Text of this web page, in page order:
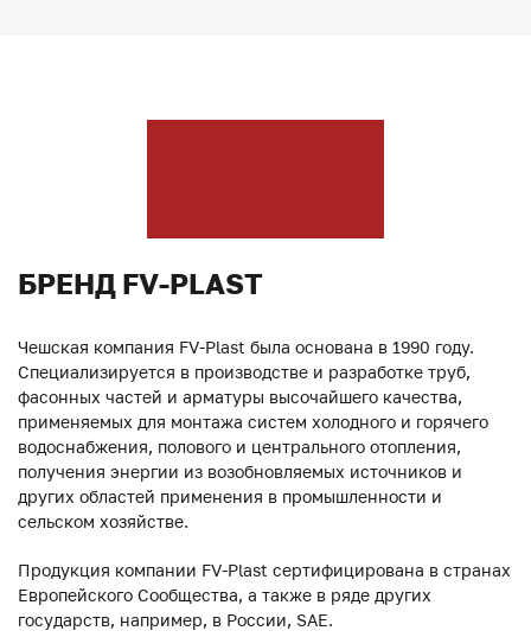
БРЕНД FV-PLAST
Чешская компания FV-Plast была основана в 1990 году.
Специализируется в производстве и разработке труб,
фасонных частей и арматуры высочайшего качества,
применяемых для монтажа систем холодного и горячего
водоснабжения, полового и центрального отопления,
получения энергии из возобновляемых источников и
других областей применения в промышленности и
сельском хозяйстве.
Продукция компании FV-Plast сертифицирована в странах
Европейского Сообщества, а также в ряде других
государств, например, в России, SAE.